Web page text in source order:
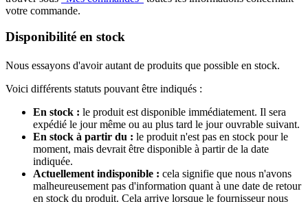
votre commande.
Disponibilité en stock
Nous essayons d'avoir autant de produits que possible en stock.
Voici différents statuts pouvant être indiqués :
En stock : le produit est disponible immédiatement. Il sera
expédié le jour même ou au plus tard le jour ouvrable suivant.
En stock à partir du​ : le produit n'est pas en stock pour le
moment, mais devrait être disponible à partir de la date
indiquée.
Actuellement indisponible : cela signifie que nous n'avons
malheureusement pas d'information quant à une date de retour
en stock du produit. Cela arrive lorsque le fournisseur nous